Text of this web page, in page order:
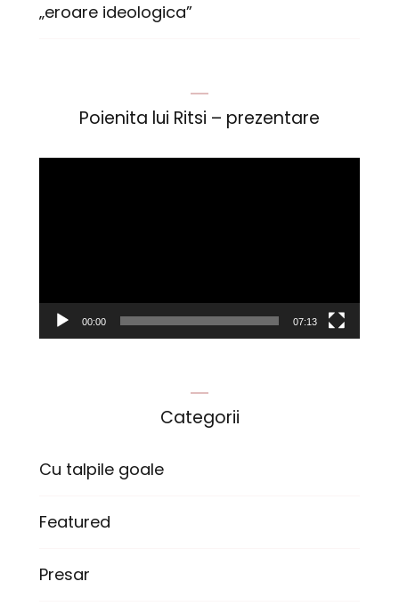
„eroare ideologica”
Poienita lui Ritsi – prezentare
00:00 07:13
Categorii
Cu talpile goale
Featured
Presar